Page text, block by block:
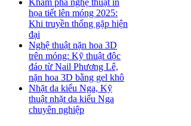
họa tiết lên móng 2025:
Khi truyền thống gặp hiện
đại
Nghệ thuật nặn hoa 3D
trên móng: Kỹ thuật độc
đáo từ Nail Phương Lê,
nặn hoa 3D bằng gel khô
Nhặt da kiểu Nga, Kỹ
thuật nhặt da kiểu Nga
chuyên nghiệp